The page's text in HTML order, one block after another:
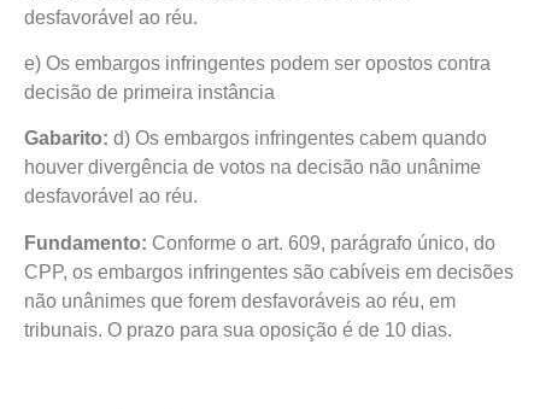
desfavorável ao réu.
e) Os embargos infringentes podem ser opostos contra
decisão de primeira instância
Gabarito: d) Os embargos infringentes cabem quando
houver divergência de votos na decisão não unânime
desfavorável ao réu.
Fundamento: Conforme o art. 609, parágrafo único, do
CPP, os embargos infringentes são cabíveis em decisões
não unânimes que forem desfavoráveis ao réu, em
tribunais. O prazo para sua oposição é de 10 dias.